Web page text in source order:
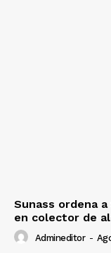
Sunass ordena
en colector de
Admineditor -